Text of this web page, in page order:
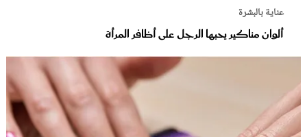
عناية بالبشرة
ألوان مناكير يحبها الرجل على أظافر المرأة